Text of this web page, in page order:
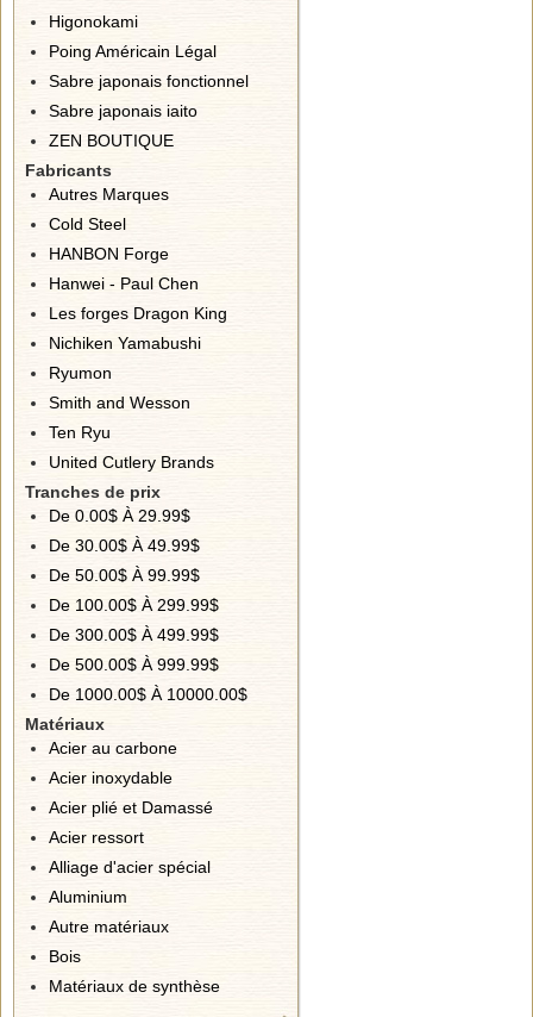
Higonokami
Poing Américain Légal
Sabre japonais fonctionnel
Sabre japonais iaito
ZEN BOUTIQUE
Fabricants
Autres Marques
Cold Steel
HANBON Forge
Hanwei - Paul Chen
Les forges Dragon King
Nichiken Yamabushi
Ryumon
Smith and Wesson
Ten Ryu
United Cutlery Brands
Tranches de prix
De 0.00$ À 29.99$
De 30.00$ À 49.99$
De 50.00$ À 99.99$
De 100.00$ À 299.99$
De 300.00$ À 499.99$
De 500.00$ À 999.99$
De 1000.00$ À 10000.00$
Matériaux
Acier au carbone
Acier inoxydable
Acier plié et Damassé
Acier ressort
Alliage d'acier spécial
Aluminium
Autre matériaux
Bois
Matériaux de synthèse